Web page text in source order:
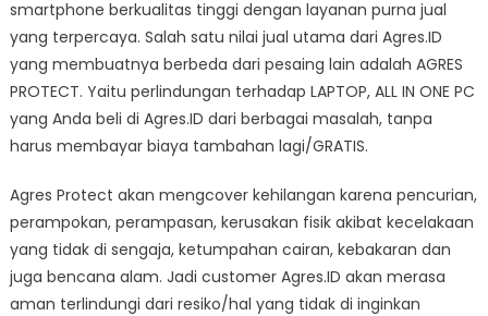
smartphone berkualitas tinggi dengan layanan purna jual
yang terpercaya. Salah satu nilai jual utama dari Agres.ID
yang membuatnya berbeda dari pesaing lain adalah AGRES
PROTECT. Yaitu perlindungan terhadap LAPTOP, ALL IN ONE PC
yang Anda beli di Agres.ID dari berbagai masalah, tanpa
harus membayar biaya tambahan lagi/GRATIS.
Agres Protect akan mengcover kehilangan karena pencurian,
perampokan, perampasan, kerusakan fisik akibat kecelakaan
yang tidak di sengaja, ketumpahan cairan, kebakaran dan
juga bencana alam. Jadi customer Agres.ID akan merasa
aman terlindungi dari resiko/hal yang tidak di inginkan